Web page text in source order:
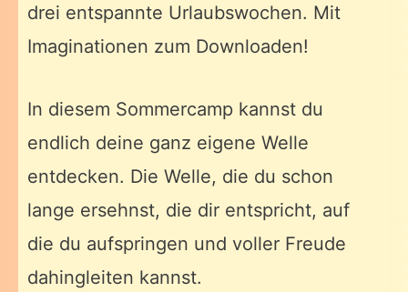
drei entspannte Urlaubswochen. Mit
Imaginationen zum Downloaden!
In diesem Sommercamp kannst du
endlich deine ganz eigene Welle
entdecken. Die Welle, die du schon
lange ersehnst, die dir entspricht, auf
die du aufspringen und voller Freude
dahingleiten kannst.